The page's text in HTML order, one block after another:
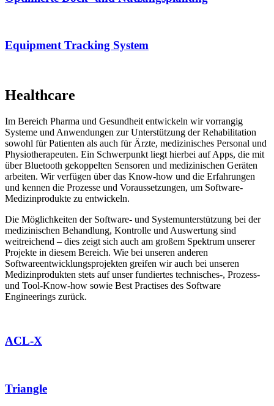
Equipment Tracking System
Healthcare
Im Bereich Pharma und Gesundheit entwickeln wir vorrangig
Systeme und Anwendungen zur Unterstützung der Rehabilitation
sowohl für Patienten als auch für Ärzte, medizinisches Personal und
Physiotherapeuten. Ein Schwerpunkt liegt hierbei auf Apps, die mit
über Bluetooth gekoppelten Sensoren und medizinischen Geräten
arbeiten. Wir verfügen über das Know-how und die Erfahrungen
und kennen die Prozesse und Voraussetzungen, um Software-
Medizinprodukte zu entwickeln.
Die Möglichkeiten der Software- und Systemunterstützung bei der
medizinischen Behandlung, Kontrolle und Auswertung sind
weitreichend – dies zeigt sich auch am großem Spektrum unserer
Projekte in diesem Bereich. Wie bei unseren anderen
Softwareentwicklungsprojekten greifen wir auch bei unseren
Medizinprodukten stets auf unser fundiertes technisches-, Prozess-
und Tool-Know-how sowie Best Practises des Software
Engineerings zurück.
ACL-X
Triangle